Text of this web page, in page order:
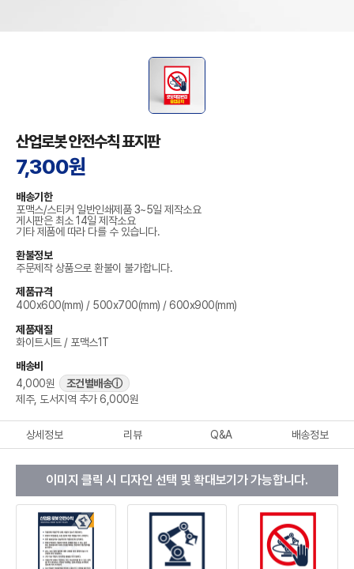
산업로봇 안전수칙 표지판
7,300원
배송기한
포맥스/스티커 일반인쇄제품 3~5일 제작소요
게시판은 최소 14일 제작소요
기타 제품에 따라 다를 수 있습니다.
환불정보
주문제작 상품으로 환불이 불가합니다.
제품규격
400x600(mm) / 500x700(mm) / 600x900(mm)
제품재질
화이트시트 / 포맥스1T
배송비
4,000원
조건별배송ⓘ
제주, 도서지역 추가 6,000원
상세정보 리뷰 Q&A 배송정보
이미지 클릭 시 디자인 선택 및 확대보기가 가능합니다.